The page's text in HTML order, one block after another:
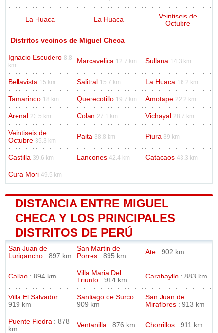
La Huaca La Huaca
Veintiseis de
Octubre
Distritos vecinos de Miguel Checa
Ignacio Escudero 8.8
km
Marcavelica 12.7 km Sullana 14.3 km
Bellavista 15 km Salitral 15.7 km La Huaca 16.2 km
Tamarindo 18 km Querecotillo 19.7 km Amotape 22.2 km
Arenal 23.5 km Colan 27.1 km Vichayal 28.7 km
Veintiseis de
Octubre 35.3 km
Paita 38.8 km Piura 39 km
Castilla 39.6 km Lancones 42.4 km Catacaos 43.3 km
Cura Mori 49.5 km
DISTANCIA ENTRE MIGUEL
CHECA Y LOS PRINCIPALES
DISTRITOS DE PERÚ
San Juan de
Lurigancho : 897 km
San Martin de
Porres : 895 km
Ate : 902 km
Callao : 894 km
Villa Maria Del
Triunfo : 914 km
Carabayllo : 883 km
Villa El Salvador :
919 km
Santiago de Surco :
909 km
San Juan de
Miraflores : 913 km
Puente Piedra : 878
km
Ventanilla : 876 km Chorrillos : 911 km